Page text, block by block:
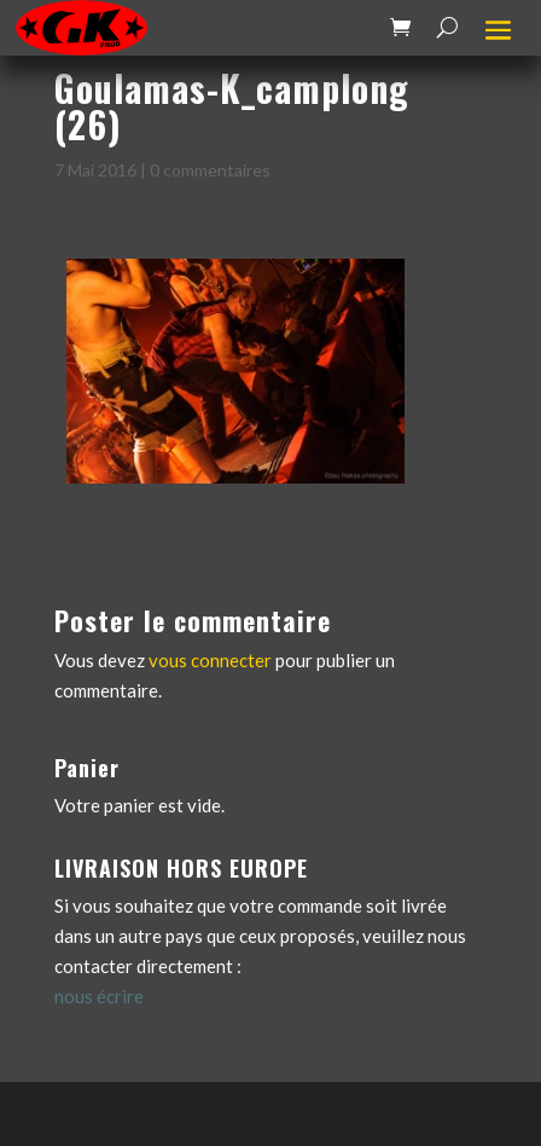
Goulamas-K_camplong
(26)
7 Mai 2016| 0 commentaires
Poster le commentaire
Vous devezvous connecterpour publier un
commentaire.
Panier
Votre panier est vide.
LIVRAISON HORS EUROPE
Si vous souhaitez que votre commande soit livrée
dans un autre pays que ceux proposés, veuillez nous
contacter directement :
nous écrire